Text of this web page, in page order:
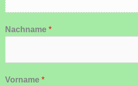
Nachname *
Vorname *